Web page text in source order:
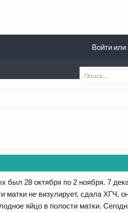
28 октября по 2 ноября. 7
матки не визулирует, сдала ХГЧ,
яйцо в полости матки.
Войти или